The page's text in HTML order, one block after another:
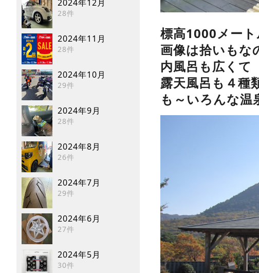
2024年12月
28件
2024年11月
28件
2024年10月
29件
2024年9月
28件
2024年8月
26件
2024年7月
29件
2024年6月
27件
2024年5月
30件
標高1000メー
画像は拾いもな
内風呂も広くて
露天風呂も４種
も～いろんな温